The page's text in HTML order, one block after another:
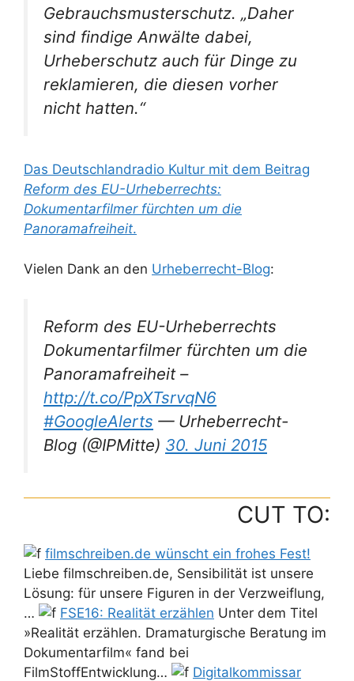
Gebrauchsmusterschutz. „Daher
sind findige Anwälte dabei,
Urheberschutz auch für Dinge zu
reklamieren, die diesen vorher
nicht hatten.“
Das Deutschlandradio Kultur mit dem Beitrag
Reform des EU-Urheberrechts:
Dokumentarfilmer fürchten um die
Panoramafreiheit.
Vielen Dank an den Urheberrecht-Blog:
Reform des EU-Urheberrechts
Dokumentarfilmer fürchten um die
Panoramafreiheit –
http://t.co/PpXTsrvqN6
#GoogleAlerts — Urheberrecht-
Blog (@IPMitte) 30. Juni 2015
CUT TO:
filmschreiben.de wünscht ein frohes Fest!
Liebe filmschreiben.de, Sensibilität ist unsere
Lösung: für unsere Figuren in der Verzweiflung,
…
FSE16: Realität erzählen Unter dem Titel
»Realität erzählen. Dramaturgische Beratung im
Dokumentarfilm« fand bei
FilmStoffEntwicklung…
Digitalkommissar